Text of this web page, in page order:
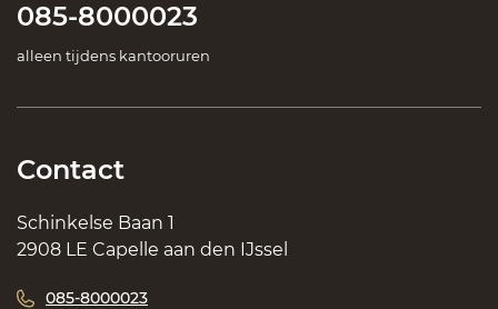
085-8000023
alleen tijdens kantooruren
Contact
Schinkelse Baan 1
2908 LE Capelle aan den IJssel
085-8000023